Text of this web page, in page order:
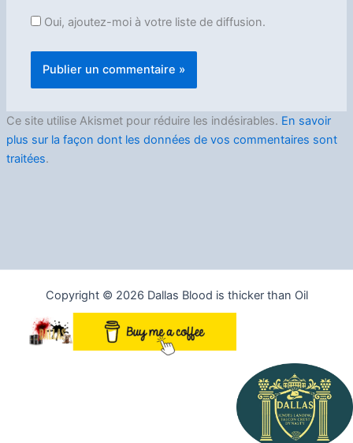
Oui, ajoutez-moi à votre liste de diffusion.
Ce site utilise Akismet pour réduire les indésirables. En savoir
plus sur la façon dont les données de vos commentaires sont
traitées.
Copyright © 2026 Dallas Blood is thicker than Oil